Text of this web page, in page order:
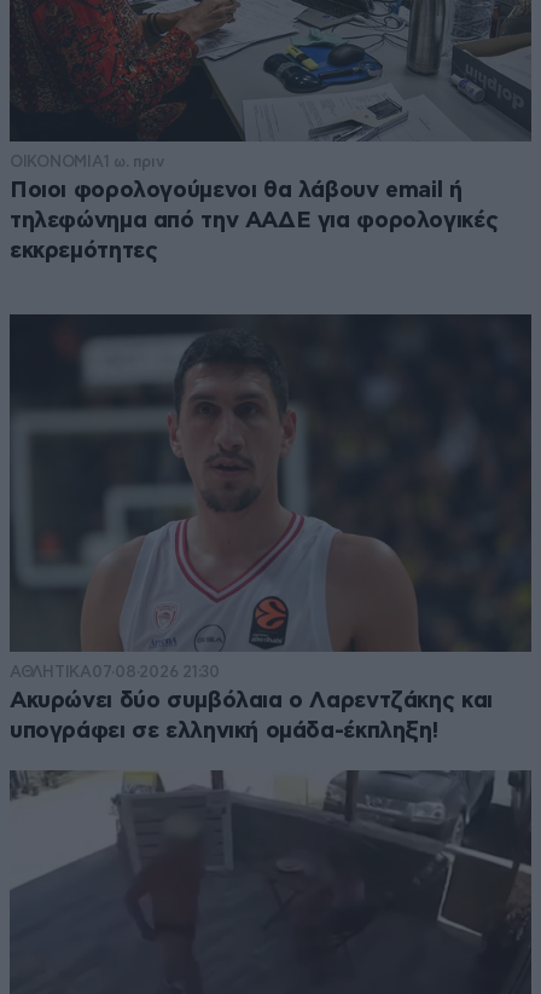
ΟΙΚΟΝΟΜΙΑ1 ω. πριν
Ποιοι φορολογούμενοι θα λάβουν email ή
τηλεφώνημα από την ΑΑΔΕ για φορολογικές
εκκρεμότητες
ΑΘΛΗΤΙΚΑ07·08·2026 21:30
Ακυρώνει δύο συμβόλαια ο Λαρεντζάκης και
υπογράφει σε ελληνική ομάδα-έκπληξη!